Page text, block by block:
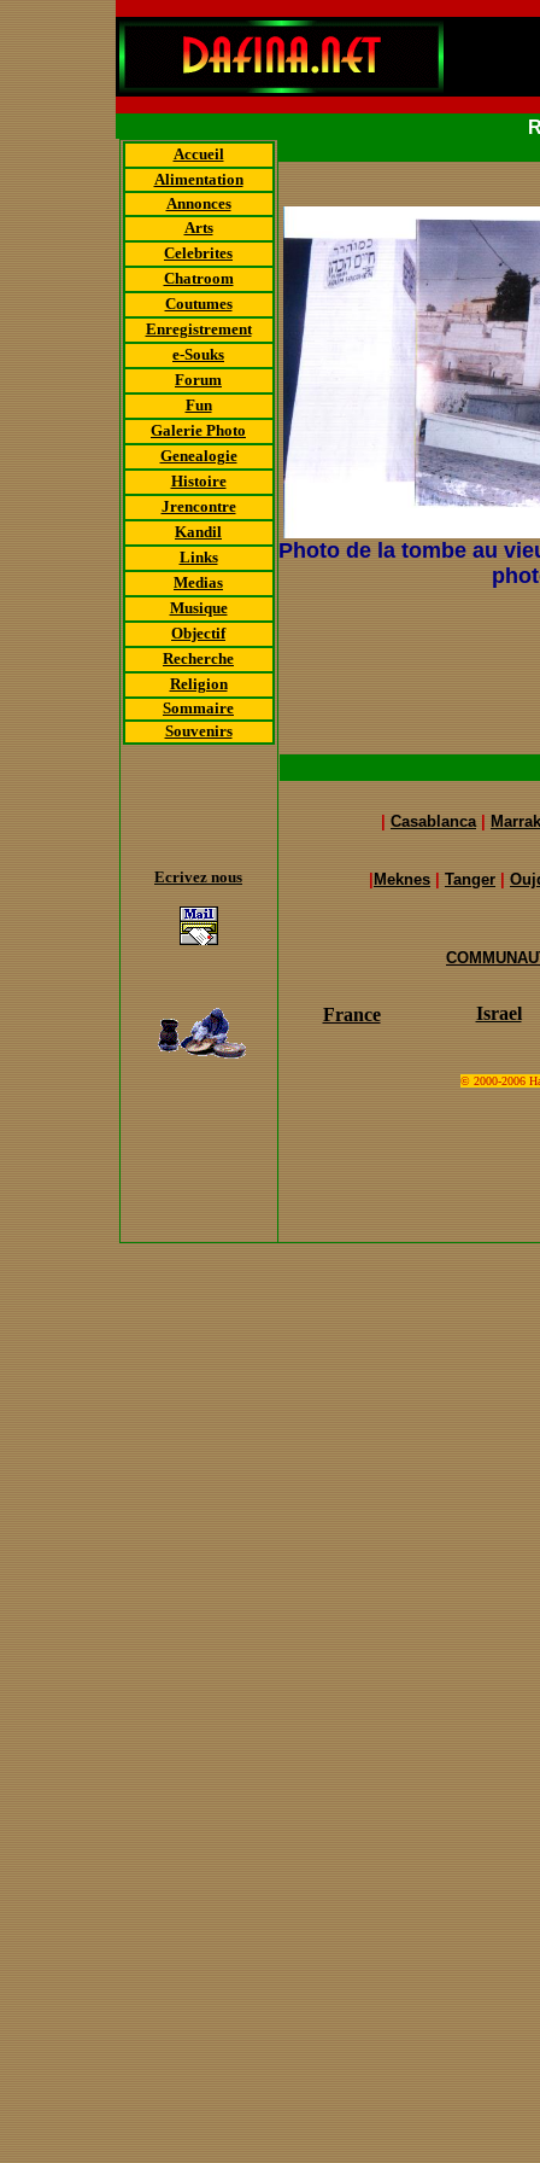
Accueil
Alimentation
Annonces
Arts
Celebrites
Chatroom
Coutumes
Enregistrement
e-Souks
Forum
Fun
Galerie Photo
Genealogie
Histoire
Jrencontre
Kandil
Links
Medias
Musique
Objectif
Recherche
Religion
Sommaire
Souvenirs
Ecrivez nous
Photo de la tombe au
Casablanca|
Meknes Tanger
France Israel
© 2000-2006